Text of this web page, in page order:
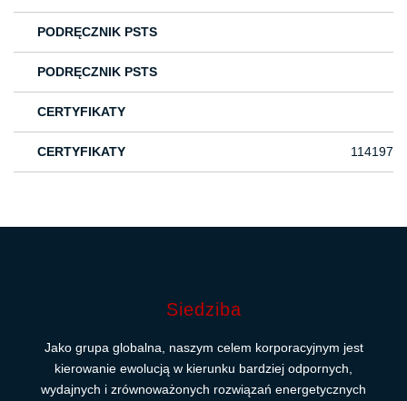
PODRĘCZNIK PSTS
PODRĘCZNIK PSTS
CERTYFIKATY
CERTYFIKATY 114197
Siedziba
Jako grupa globalna, naszym celem korporacyjnym jest
kierowanie ewolucją w kierunku bardziej odpornych,
wydajnych i zrównoważonych rozwiązań energetycznych